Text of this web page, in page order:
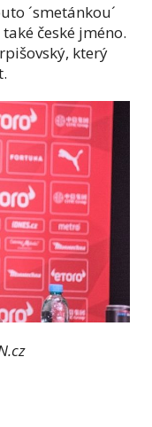
´smetánkou´
české jméno.
který